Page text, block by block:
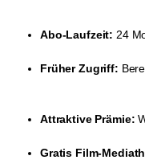
Abo-Laufzeit: 24
Früher Zugriff:
Attraktive Prämie:
Gratis Film-